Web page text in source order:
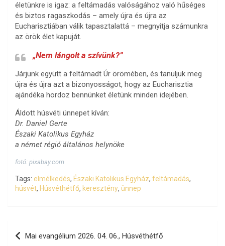
életünkre is igaz: a feltámadás valóságához való hűséges
és biztos ragaszkodás – amely újra és újra az
Eucharisztiában válik tapasztalattá – megnyitja számunkra
az örök élet kapuját.
„Nem lángolt a szívünk?”
Járjunk együtt a feltámadt Úr örömében, és tanuljuk meg
újra és újra azt a bizonyosságot, hogy az Eucharisztia
ajándéka hordoz bennünket életünk minden idejében.
Áldott húsvéti ünnepet kíván:
Dr. Daniel Gerte
Északi Katolikus Egyház
a német régió általános helynöke
fotó: pixabay.com
Tags: elmélkedés, Északi Katolikus Egyház, feltámadás,
húsvét, Húsvéthétfő, keresztény, ünnep
Bejegyzés
Mai evangélium 2026. 04. 06., Húsvéthétfő